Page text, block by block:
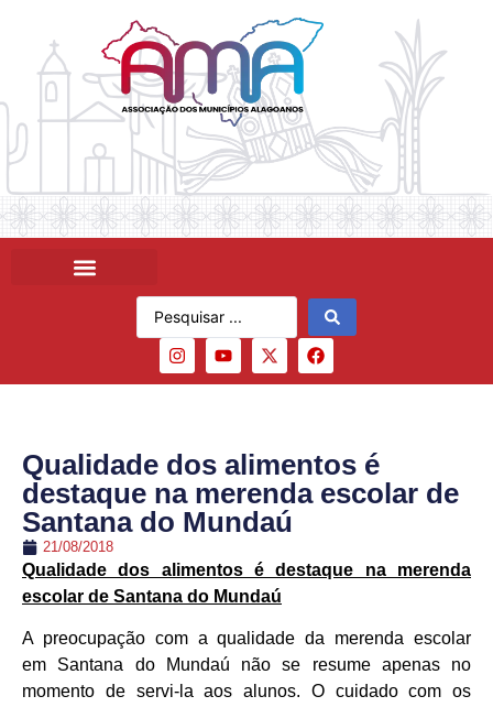
Qualidade dos alimentos é
destaque na merenda escolar de
Santana do Mundaú
21/08/2018
Qualidade dos alimentos é destaque na merenda
escolar de Santana do Mundaú
A preocupação com a qualidade da merenda escolar
em Santana do Mundaú não se resume apenas no
momento de servi-la aos alunos. O cuidado com os